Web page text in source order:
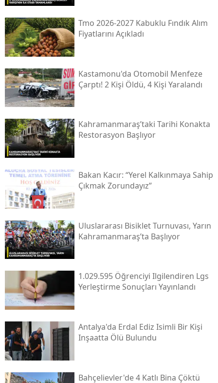
Tmo 2026-2027 Kabuklu Fındık Alım
Fiyatlarını Açıkladı
Kastamonu'da Otomobil Menfeze
Çarptı! 2 Kişi Öldü, 4 Kişi Yaralandı
Kahramanmaraş’taki Tarihi Konakta
Restorasyon Başlıyor
Bakan Kacır: “yerel Kalkınmaya Sahip
Çıkmak Zorundayız”
Uluslararası Bisiklet Turnuvası, Yarın
Kahramanmaraş’ta Başlıyor
1.029.595 Öğrenciyi Ilgilendiren Lgs
Yerleştirme Sonuçları Yayınlandı
Antalya'da Erdal Ediz Isimli Bir Kişi
Inşaatta Ölü Bulundu
Bahçelievler'de 4 Katlı Bina Çöktü